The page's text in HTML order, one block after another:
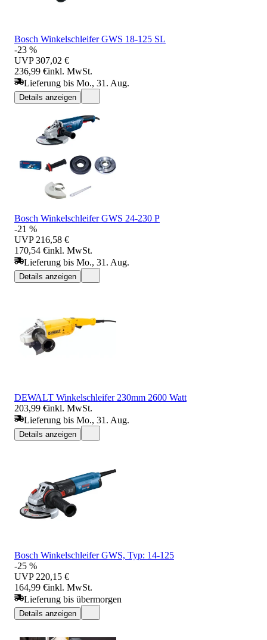
Bosch Winkelschleifer GWS 18-125 SL
-23 %
UVP 307,02 €
236,99 €inkl. MwSt.
Lieferung bis Mo., 31. Aug.
Details anzeigen
Bosch Winkelschleifer GWS 24-230 P
-21 %
UVP 216,58 €
170,54 €inkl. MwSt.
Lieferung bis Mo., 31. Aug.
Details anzeigen
DEWALT Winkelschleifer 230mm 2600 Watt
203,99 €inkl. MwSt.
Lieferung bis Mo., 31. Aug.
Details anzeigen
Bosch Winkelschleifer GWS, Typ: 14-125
-25 %
UVP 220,15 €
164,99 €inkl. MwSt.
Lieferung bis übermorgen
Details anzeigen